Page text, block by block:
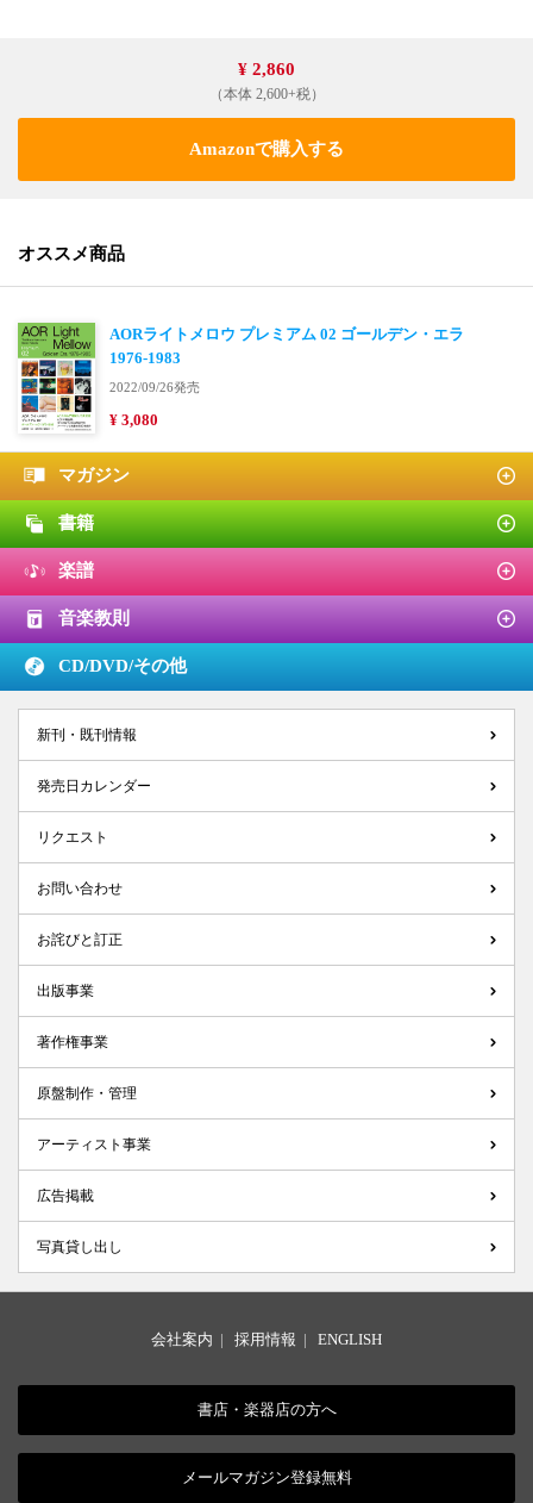
¥ 2,860
（本体 2,600+税）
Amazonで購入する
オススメ商品
AORライトメロウ プレミアム 02 ゴールデン・エラ
1976-1983
2022/09/26発売
¥ 3,080
マガジン
書籍
楽譜
音楽教則
CD/DVD/その他
新刊・既刊情報
発売日カレンダー
リクエスト
お問い合わせ
お詫びと訂正
出版事業
著作権事業
原盤制作・管理
アーティスト事業
広告掲載
写真貸し出し
会社案内 | 採用情報 | ENGLISH
書店・楽器店の方へ
メールマガジン登録無料